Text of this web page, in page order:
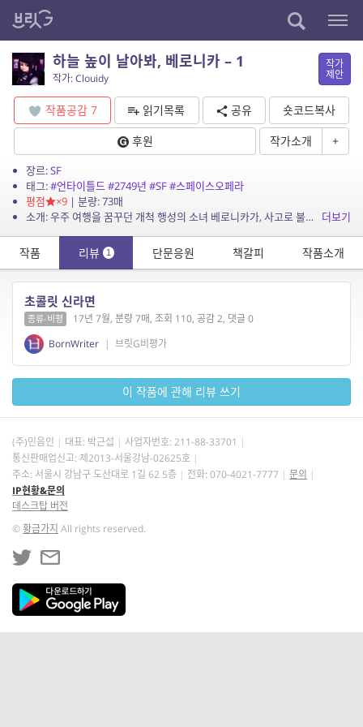
하늘 높이 날아봐, 베로니카 – 1
작가: Clouidy
작가
제안
작품공감 7 읽기목록 공유
숏코드복사
후원
작가소개 +
장르:SF
태그:#언타이틀드#2749년 #SF#스페이스오페라
평점
×9| 분량: 73매
소개: 우주 여행을 꿈꾸던 개척 행성의 소녀 베로니카가, 사고로 불시착한 외행성인과 만나게 되며 벌어지는 이야기.
더보기
작품 리뷰 1 단문응원 책갈피 작품소개
초콜릿 신라면
종류-비평
17년 7월, 분량 7매, 조회 110, 공감 2, 댓글 0
BornWriter | 브릿G비평가
이 작품에 관해 리뷰 쓰기
(주)민음인 대표: 박근섭 사업자번호: 211-88-33701
통신판매업신고: 제2013-서울강남-02625호
주소: 서울시 강남구 도산대로 1길 62 5층
전화: 070-4021-7777
문의
IP현황&문의
데스크탑 버전
©황금가지 All rights reserved.